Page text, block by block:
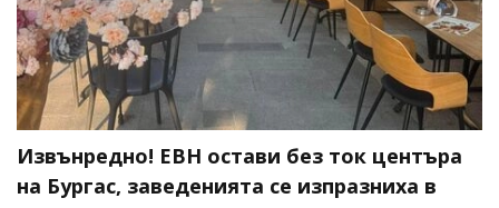
Извънредно! ЕВН остави без ток центъра
на Бургас, заведенията се изпразниха в